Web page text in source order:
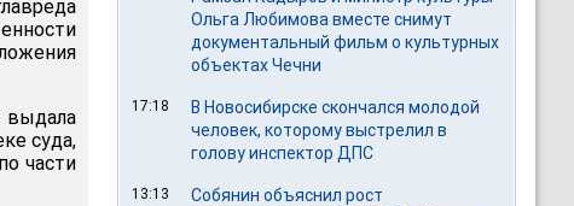
выдала
суда,
части
Ольга Любимова вместе снимут
документальный фильм о культурных
объектах Чечни
17:18
В Новосибирске скончался молодой
человек, которому выстрелил в
голову инспектор ДПС
13:13
Собянин объяснил рост